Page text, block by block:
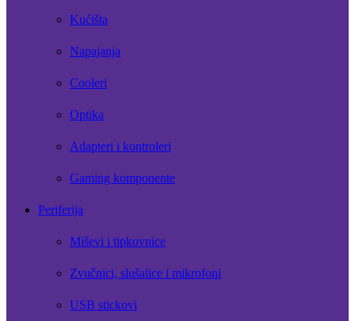
Kućišta
Napajanja
Cooleri
Optika
Adapteri i kontroleri
Gaming komponente
Periferija
Miševi i tipkovnice
Zvučnici, slušalice i mikrofoni
USB stickovi